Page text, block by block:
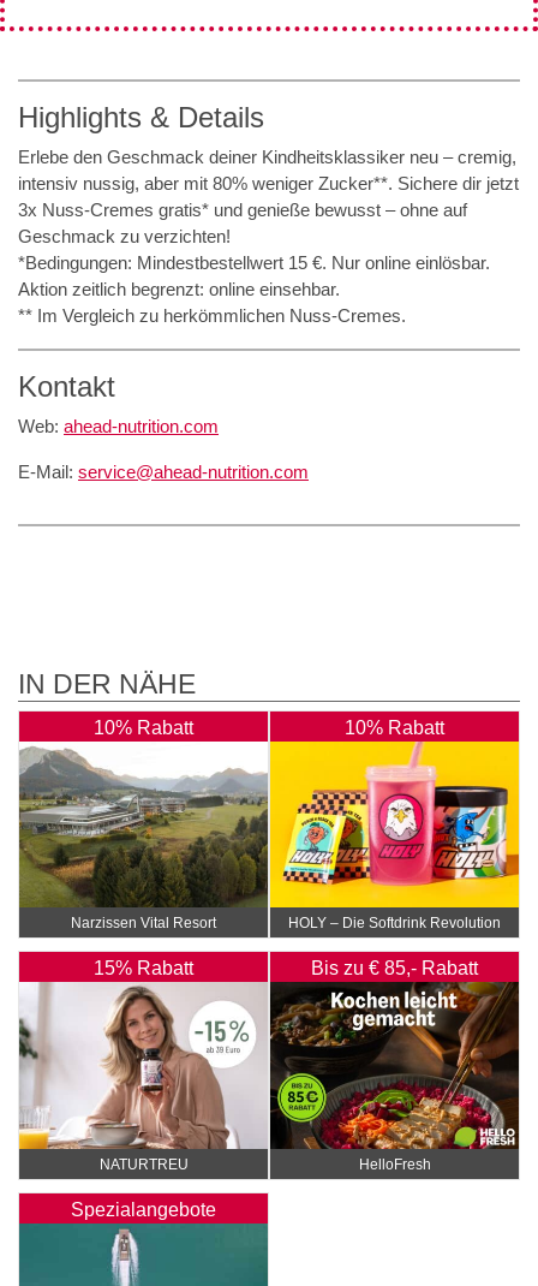
Highlights & Details
Erlebe den Geschmack deiner Kindheitsklassiker neu – cremig,
intensiv nussig, aber mit 80% weniger Zucker**. Sichere dir jetzt
3x Nuss-Cremes gratis* und genieße bewusst – ohne auf
Geschmack zu verzichten!
*Bedingungen: Mindestbestellwert 15 €. Nur online einlösbar.
Aktion zeitlich begrenzt: online einsehbar.
** Im Vergleich zu herkömmlichen Nuss-Cremes.
Kontakt
Web: ahead-nutrition.com
E-Mail: service@ahead-nutrition.com
IN DER NÄHE
10% Rabatt
Narzissen Vital Resort
10% Rabatt
HOLY – Die Softdrink Revolution
15% Rabatt
NATURTREU
Bis zu € 85,- Rabatt
HelloFresh
Spezialangebote